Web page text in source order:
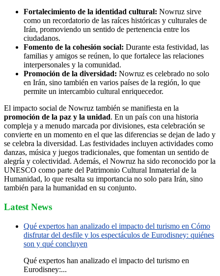
Fortalecimiento de la identidad cultural: Nowruz sirve
como un recordatorio de las raíces históricas y culturales de
Irán, promoviendo un sentido de pertenencia entre los
ciudadanos.
Fomento de la cohesión social: Durante esta festividad, las
familias y amigos se reúnen, lo que fortalece las relaciones
interpersonales y la comunidad.
Promoción de la diversidad: Nowruz es celebrado no solo
en Irán, sino también en varios países de la región, lo que
permite un intercambio cultural enriquecedor.
El impacto social de Nowruz también se manifiesta en la
promoción de la paz y la unidad. En un país con una historia
compleja y a menudo marcada por divisiones, esta celebración se
convierte en un momento en el que las diferencias se dejan de lado y
se celebra la diversidad. Las festividades incluyen actividades como
danzas, música y juegos tradicionales, que fomentan un sentido de
alegría y colectividad. Además, el Nowruz ha sido reconocido por la
UNESCO como parte del Patrimonio Cultural Inmaterial de la
Humanidad, lo que resalta su importancia no solo para Irán, sino
también para la humanidad en su conjunto.
Latest News
Qué expertos han analizado el impacto del turismo en Cómo
disfrutar del desfile y los espectáculos de Eurodisney: quiénes
son y qué concluyen
Qué expertos han analizado el impacto del turismo en
Eurodisney:...